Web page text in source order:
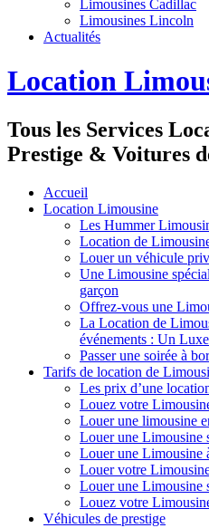
Limousines Cadillac
Limousines Lincoln
Actualités
Location
Tous les Services
Prestige & Voitures
Accueil
Location Limousine
Les Hummer
Location de
Louer un véhicule
Une Limousine
garçon
Offrez-vous une
La Location de
événements : Un
Passer une soirée à
Tarifs de location de
Les prix d’une
Louez votre
Louer une limousine
Louer une Limousine
Louer une Limousine
Louer votre
Louer une Limousine
Louez votre
Véhicules de prestige